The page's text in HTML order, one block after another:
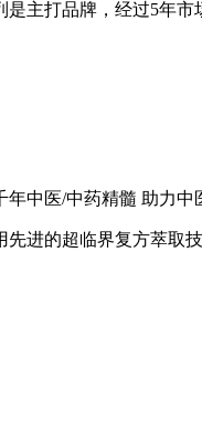
主打品牌，经过5年
中医/中药精髓 助力中
进的超临界复方萃取